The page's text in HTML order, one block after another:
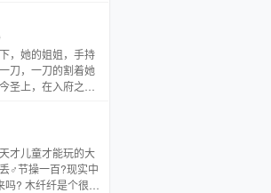
亲手将爱人送进监
见就不待见，凭自
好在这里生活 从没
什么关系 然而在生
会出现怎样的缘
怎么，你希望是
不知为什么？想到
，她的姐姐，手持
刀，一刀的割着她
圣上，在入府之
她，让她，却也从
十五年生母之人，
弑杀了她的亲母，
走了本属于她的一
杀身之恨！本以为
才儿童才能玩的大
♂节操一百?现实中
? 木纤纤是个很普